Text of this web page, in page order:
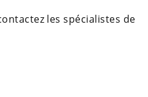
les spécialistes de